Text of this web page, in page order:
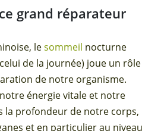
grand réparateur
lesommeil nocturne
de la journée) joue un rôle
de notre organisme.
énergie vitale et notre
la profondeur de notre corps,
et en particulier au niveau